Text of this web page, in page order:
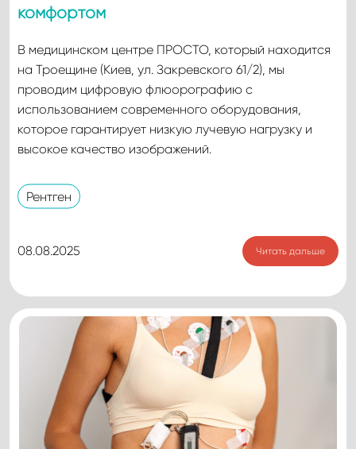
комфортом
В медицинском центре ПРОСТО, который находится
на Троещине (Киев, ул. Закревского 61/2), мы
проводим цифровую флюорографию с
использованием современного оборудования,
которое гарантирует низкую лучевую нагрузку и
высокое качество изображений.
Рентген
08.08.2025 Читать дальше